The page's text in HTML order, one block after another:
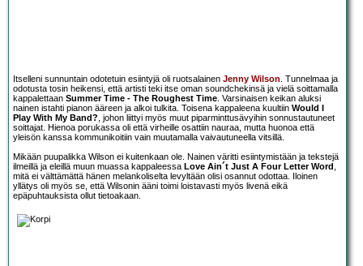
Itselleni sunnuntain odotetuin esiintyjä oli ruotsalainen Jenny Wilson. Tunnelmaa ja
odotusta tosin heikensi, että artisti teki itse oman soundchekinsä ja vielä soittamalla
kappalettaan Summer Time - The Roughest Time. Varsinaisen keikan aluksi
nainen istahti pianon ääreen ja alkoi tulkita. Toisena kappaleena kuultiin Would I
Play With My Band?, johon liittyi myös muut piparminttusävyihin sonnustautuneet
soittajat. Hienoa porukassa oli että virheille osattiin nauraa, mutta huonoa että
yleisön kanssa kommunikoitiin vain muutamalla vaivautuneella vitsillä.
Mikään puupalikka Wilson ei kuitenkaan ole. Nainen väritti esiintymistään ja tekstejä
ilmeillä ja eleillä muun muassa kappaleessa Love Ain´t Just A Four Letter Word ,
mitä ei välttämättä hänen melankoliselta levyltään olisi osannut odottaa. Iloinen
yllätys oli myös se, että Wilsonin ääni toimi loistavasti myös livenä eikä
epäpuhtauksista ollut tietoakaan.